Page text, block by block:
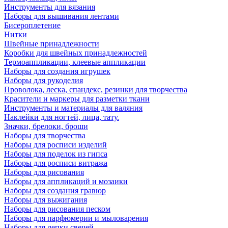
Инструменты для вязания
Наборы для вышивания лентами
Бисероплетение
Нитки
Швейные принадлежности
Коробки для швейных принадлежностей
Термоаппликации, клеевые аппликации
Наборы для создания игрушек
Наборы для рукоделия
Проволока, леска, спандекс, резинки для творчества
Красители и маркеры для разметки ткани
Инструменты и материалы для валяния
Наклейки для ногтей, лица, тату.
Значки, брелоки, броши
Наборы для творчества
Наборы для росписи изделий
Наборы для поделок из гипса
Наборы для росписи витража
Наборы для рисования
Наборы для аппликаций и мозаики
Наборы для создания гравюр
Наборы для выжигания
Наборы для рисования песком
Наборы для парфюмерии и мыловарения